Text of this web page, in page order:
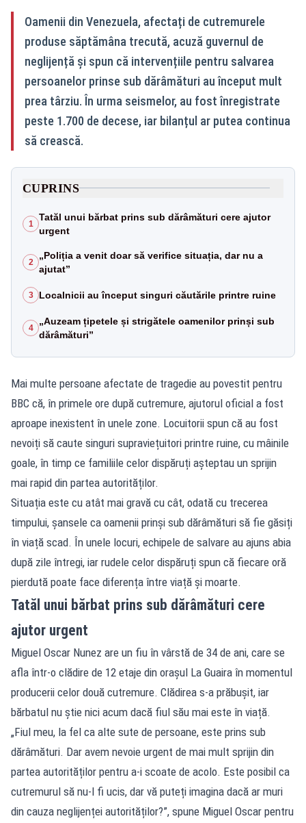
Oamenii din Venezuela, afectați de cutremurele
produse săptămâna trecută, acuză guvernul de
neglijență și spun că intervențiile pentru salvarea
persoanelor prinse sub dărâmături au început mult
prea târziu. În urma seismelor, au fost înregistrate
peste 1.700 de decese, iar bilanțul ar putea continua
să crească.
CUPRINS
1
Tatăl unui bărbat prins sub dărâmături cere ajutor
urgent
2
„Poliția a venit doar să verifice situația, dar nu a
ajutat”
3 Localnicii au început singuri căutările printre ruine
4
„Auzeam țipetele și strigătele oamenilor prinși sub
dărâmături”
Mai multe persoane afectate de tragedie au povestit pentru
BBC că, în primele ore după cutremure, ajutorul oficial a fost
aproape inexistent în unele zone. Locuitorii spun că au fost
nevoiți să caute singuri supraviețuitori printre ruine, cu mâinile
goale, în timp ce familiile celor dispăruți așteptau un sprijin
mai rapid din partea autorităților.
Situația este cu atât mai gravă cu cât, odată cu trecerea
timpului, șansele ca oamenii prinși sub dărâmături să fie găsiți
în viață scad. În unele locuri, echipele de salvare au ajuns abia
după zile întregi, iar rudele celor dispăruți spun că fiecare oră
pierdută poate face diferența între viață și moarte.
Tatăl unui bărbat prins sub dărâmături cere
ajutor urgent
Miguel Oscar Nunez are un fiu în vârstă de 34 de ani, care se
afla într-o clădire de 12 etaje din orașul La Guaira în momentul
producerii celor două cutremure. Clădirea s-a prăbușit, iar
bărbatul nu știe nici acum dacă fiul său mai este în viață.
„Fiul meu, la fel ca alte sute de persoane, este prins sub
dărâmături. Dar avem nevoie urgent de mai mult sprijin din
partea autorităților pentru a-i scoate de acolo. Este posibil ca
cutremurul să nu-l fi ucis, dar vă puteți imagina dacă ar muri
din cauza neglijenței autorităților?”, spune Miguel Oscar pentru